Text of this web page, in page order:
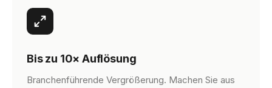
Bis zu 10× Auflösung
Branchenführende Vergrößerung. Machen Sie aus